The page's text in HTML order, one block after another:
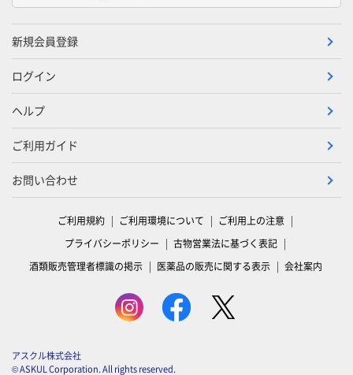
新規会員登録
ログイン
ヘルプ
ご利用ガイド
お問い合わせ
ご利用規約 ご利用環境について
ご利用上の注意
プライバシーポリシー
古物営業法に基づく表記
酒類販売管理者標識の掲示
医薬品の販売に関する表示 会社案内
アスクル株式会社
© ASKUL Corporation. All rights reserved.